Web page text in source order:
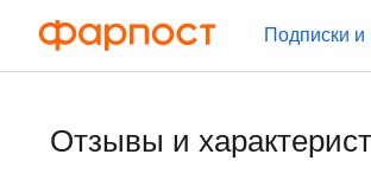
Подписки и
Отзывы и